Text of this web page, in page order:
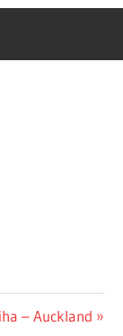
– Auckland